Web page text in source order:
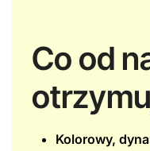
Co od
Kolorowy,